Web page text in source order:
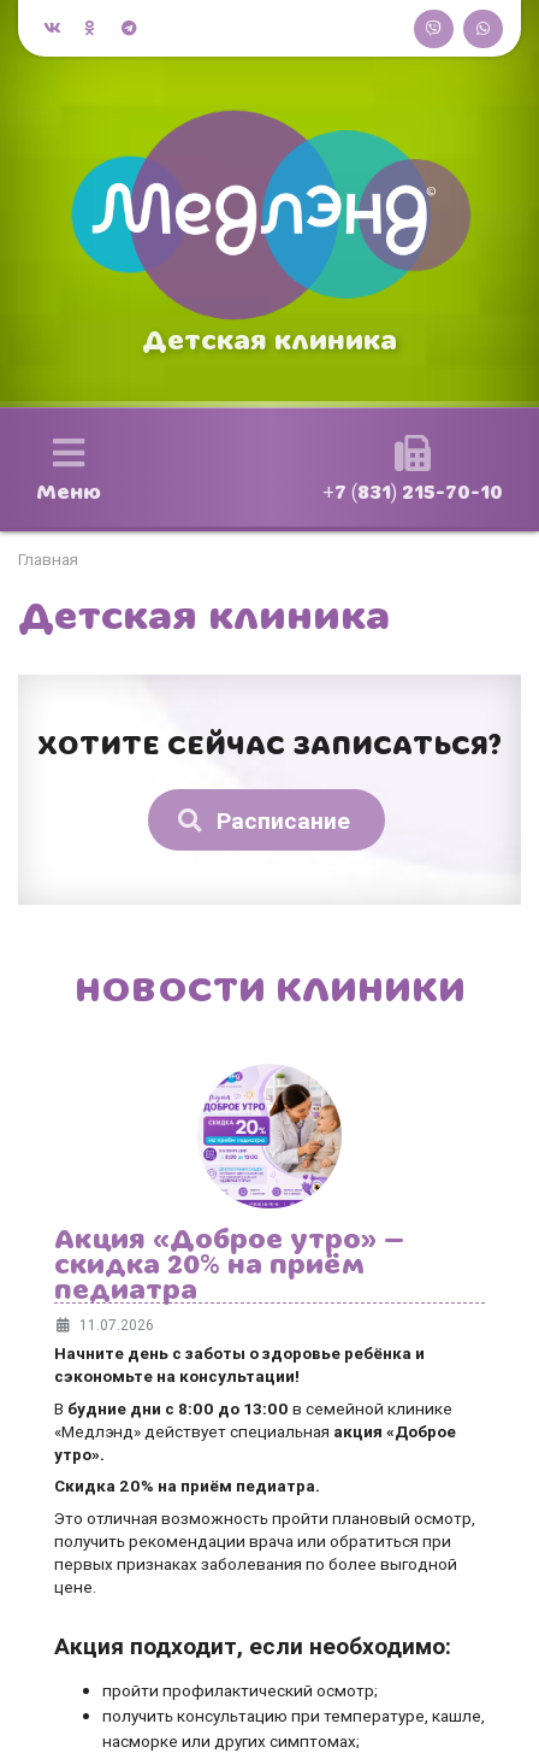
Детская клиника
Меню +7 (831) 215-70-10
Главная
Детская клиника
ХОТИТЕ СЕЙЧАС ЗАПИСАТЬСЯ?
Расписание
НОВОСТИ КЛИНИКИ
Акция «Доброе утро» —
скидка 20% на приём
педиатра
11.07.2026
Начните день с заботы о здоровье ребёнка и
сэкономьте на консультации!
В будние дни с 8:00 до 13:00 в семейной клинике
«Медлэнд» действует специальная акция «Доброе
утро».
Скидка 20% на приём педиатра.
Это отличная возможность пройти плановый осмотр,
получить рекомендации врача или обратиться при
первых признаках заболевания по более выгодной
цене.
Акция подходит, если необходимо:
пройти профилактический осмотр;
получить консультацию при температуре, кашле,
насморке или других симптомах;